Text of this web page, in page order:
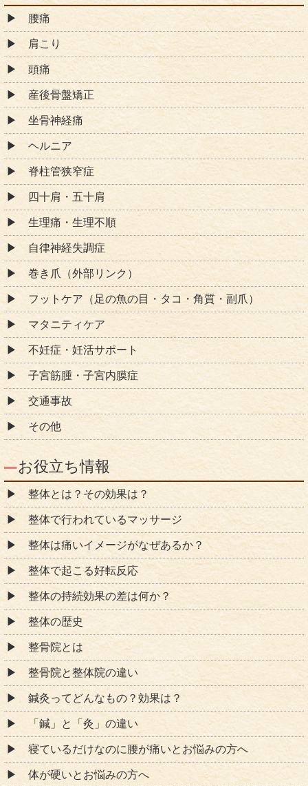
腰痛
肩こり
頭痛
産後骨盤矯正
坐骨神経痛
ヘルニア
脊柱管狭窄症
四十肩・五十肩
生理痛・生理不順
自律神経失調症
巻き爪（外部リンク）
フットケア（足の魚の目・タコ・角質・副爪）
マタニティケア
不妊症・妊活サポート
子宮筋腫・子宮内膜症
交通事故
その他
お役立ち情報
整体とは？その効果は？
整体で行われているマッサージ
整体は痛いイメージがなぜあるか？
整体で起こる好転反応
整体の持続効果の差は何か？
整体の歴史
整骨院とは
整骨院と整体院の違い
鍼灸ってどんなもの？効果は？
「鍼」と「灸」の違い
寝ているだけなのに腰が痛いとお悩みの方へ
体が硬いとお悩みの方へ